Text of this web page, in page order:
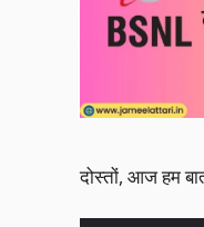
दोस्तों, आज हम